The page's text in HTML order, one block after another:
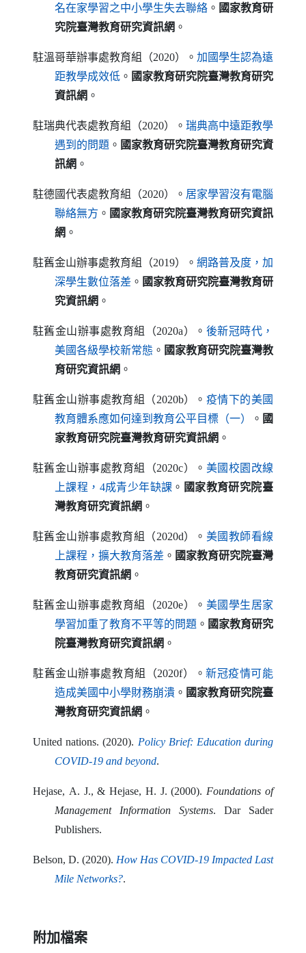
名在家學習之中小學生失去聯絡（另開新視窗）
。 國家教育研
究院臺灣教育研究資訊網 。
駐溫哥華辦事處教育組（2020）。 加國學生認為遠
距教學成效低（另開新視窗）
。 國家教育研究院臺灣教育研究
資訊網 。
駐瑞典代表處教育組（2020）。 瑞典高中遠距教學
遇到的問題（另開新視窗）
。 國家教育研究院臺灣教育研究資
訊網 。
駐德國代表處教育組（2020）。 居家學習沒有電腦
聯絡無方（另開新視窗）
。 國家教育研究院臺灣教育研究資訊
網 。
駐舊金山辦事處教育組（2019）。 網路普及度，加
深學生數位落差（另開新視窗）
。 國家教育研究院臺灣教育研
究資訊網 。
駐舊金山辦事處教育組（2020a）。 後新冠時代，
美國各級學校新常態（另開新視窗）
。 國家教育研究院臺灣教
育研究資訊網 。
駐舊金山辦事處教育組（2020b）。 疫情下的美國
教育體系應如何達到教育公平目標（一）（另開新視窗）
。 國
家教育研究院臺灣教育研究資訊網 。
駐舊金山辦事處教育組（2020c）。 美國校園改線
上課程，4成青少年缺課（另開新視窗）
。 國家教育研究院臺
灣教育研究資訊網 。
駐舊金山辦事處教育組（2020d）。 美國教師看線
上課程，擴大教育落差（另開新視窗）
。 國家教育研究院臺灣
教育研究資訊網 。
駐舊金山辦事處教育組（2020e）。 美國學生居家
學習加重了教育不平等的問題（另開新視窗）
。 國家教育研究
院臺灣教育研究資訊網 。
駐舊金山辦事處教育組（2020f）。新冠疫情可能
造成美國中小學財務崩潰（另開新視窗）
。 國家教育研究院臺
灣教育研究資訊網 。
United nations. (2020). Policy Brief: Education during
COVID-19 and beyond（另開新視窗）
.
Hejase, A. J., &Hejase, H. J. (2000). Foundations of
Management Information Systems. Dar Sader
Publishers.
Belson, D. (2020). How Has COVID-19 Impacted Last
Mile Networks?
（另開新視窗）
.
附加檔案